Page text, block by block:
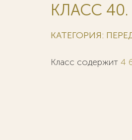
КЛАСС
КАТЕГОРИЯ:
Класс содержит 4